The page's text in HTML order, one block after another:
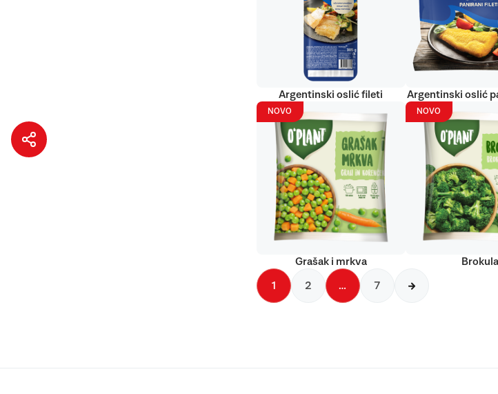
Argentinski oslić fileti Argentinski oslić
NOVO
Grašak i mrkva
NOVO
Brokula
1 2 … 7